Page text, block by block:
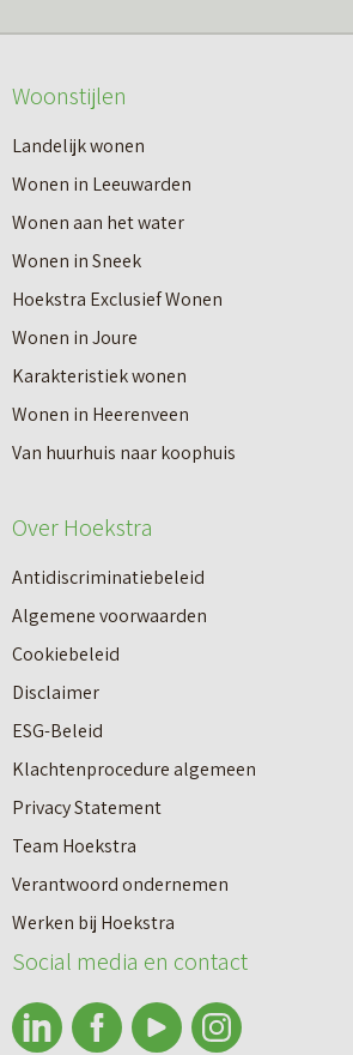
Nieuwbouw
Huren
o
e
r
I
n
8
s
t
a
p
p
n
n
a
a
r
e
e
n
n
i
e
u
e
o
v
e
r
V
a
n
n
e
u
Woonstijlen
Landelijk wonen
Wonen in Leeuwarden
Wonen aan het water
Wonen in Sneek
Hoekstra Exclusief Wonen
Wonen in Joure
Karakteristiek wonen
Wonen in Heerenveen
Van huurhuis naar koophuis
Over Hoekstra
Antidiscriminatiebeleid
Algemene voorwaarden
Cookiebeleid
Disclaimer
ESG-Beleid
Klachtenprocedure algemeen
Privacy Statement
Team Hoekstra
Verantwoord ondernemen
Werken bij Hoekstra
Social media en contact